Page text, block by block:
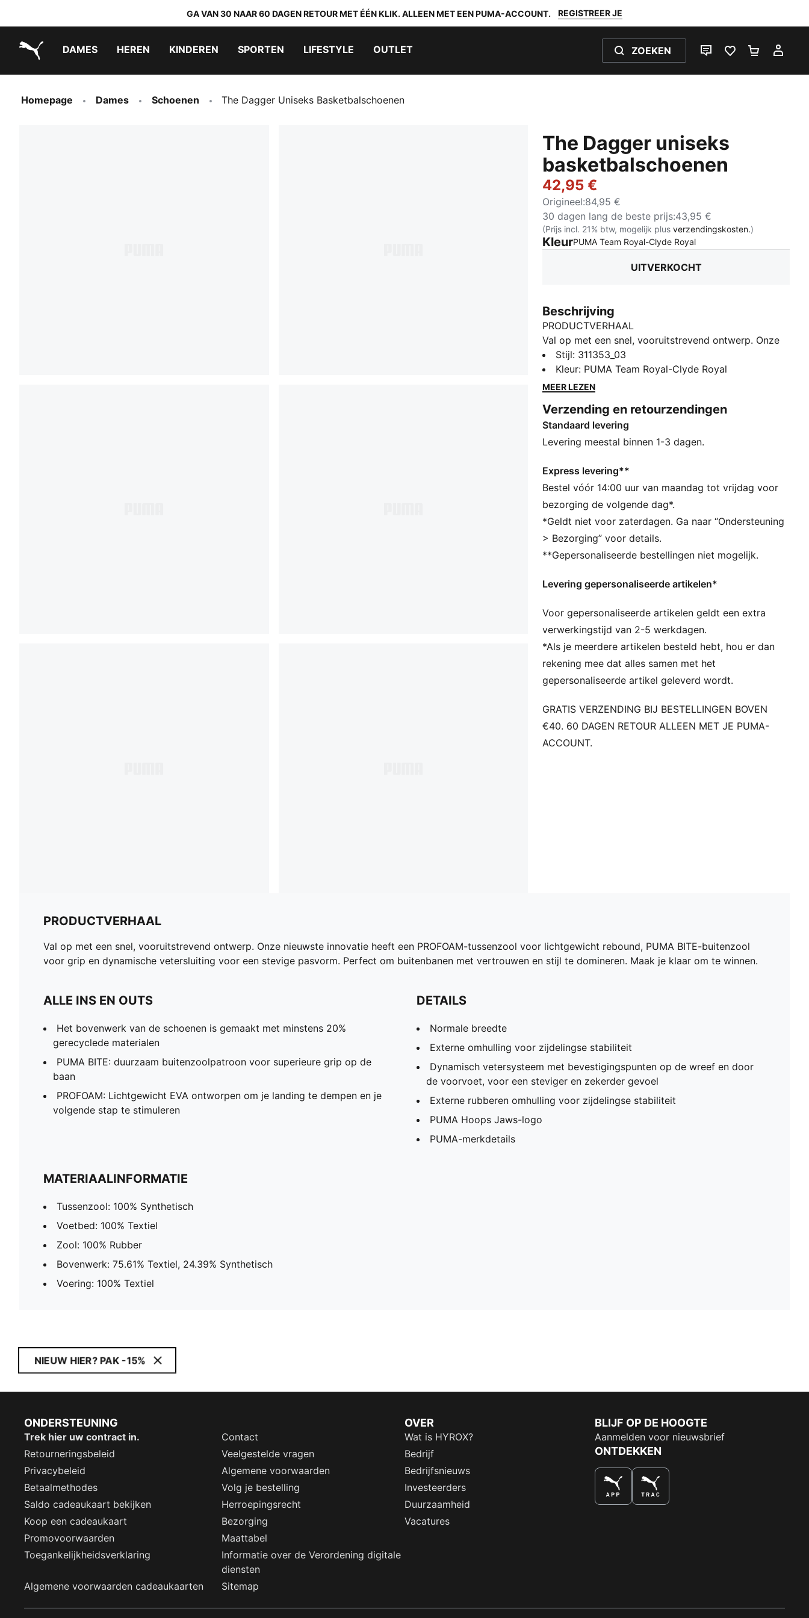
GA VAN 30 NAAR 60 DAGEN RETOUR MET ÉÉN KLIK. ALLEEN MET EEN PUMA-ACCOUNT. REGISTREER JE
DAMES HEREN KINDEREN SPORTEN LIFESTYLE OUTLET ZOEKEN
LIVE CHATFAVORIETEN 0
Homepage Dames Schoenen The Dagger Uniseks Basketbalschoenen
The Dagger uniseks
basketbalschoenen
42,95 €
Origineel:84,95 €
30 dagen lang de beste prijs:43,95 €
(Prijs incl. 21% btw, mogelijk plusverzendingskosten.)
KleurPUMA Team Royal-Clyde Royal:
UITVERKOCHT
Beschrijving
PRODUCTVERHAAL
Val op met een snel, vooruitstrevend ontwerp. Onze
nieuwste innovatie heeft een PROFOAM-tussenzool
voor lichtgewicht rebound, PUMA BITE-buitenzool
voor grip en dynamische vetersluiting voor een
vertrouwen en stijl te domineren. Maak je klaar om te
winnen.
ALLE INS EN OUTS
minstens 20% gerecyclede materialen
PUMA BITE: duurzaam buitenzoolpatroon voor
superieure grip op de baan
PROFOAM: Lichtgewicht EVA ontworpen om je
landing te dempen en je volgende stap te stimuleren
DETAILS
Normale breedte
Dynamisch vetersysteem met bevestigingspunten op
zekerder gevoel
Externe rubberen omhulling voor zijdelingse stabiliteit
PUMA Hoops Jaws-logo
PUMA-merkdetails
Stijl: 311353_03
Kleur: PUMA Team Royal-Clyde Royal
MEER LEZEN
Verzending en retourzendingen
Standaard levering
Levering meestal binnen 1-3 dagen.
Express levering**
Bestel vóór 14:00 uur van maandag tot vrijdag voor
bezorging de volgende dag*.
*Geldt niet voor zaterdagen. Ga naar “Ondersteuning
> Bezorging” voor details.
**Gepersonaliseerde bestellingen niet mogelijk.
Levering gepersonaliseerde artikelen*
Voor gepersonaliseerde artikelen geldt een extra
verwerkingstijd van 2-5 werkdagen.
*Als je meerdere artikelen besteld hebt, hou er dan
rekening mee dat alles samen met het
gepersonaliseerde artikel geleverd wordt.
GRATIS VERZENDING BIJ BESTELLINGEN BOVEN
€40. 60 DAGEN RETOUR ALLEEN MET JE PUMA-
ACCOUNT.
PRODUCTVERHAAL
Val op met een snel, vooruitstrevend ontwerp. Onze nieuwste innovatie heeft een PROFOAM-tussenzool voor lichtgewicht rebound, PUMA BITE-buitenzool
voor grip en dynamische vetersluiting voor een stevige pasvorm. Perfect om buitenbanen met vertrouwen en stijl te domineren. Maak je klaar om te winnen.
ALLE INS EN OUTS
Het bovenwerk van de schoenen is gemaakt met minstens 20%
gerecyclede materialen
PUMA BITE: duurzaam buitenzoolpatroon voor superieure grip op de
baan
PROFOAM: Lichtgewicht EVA ontworpen om je landing te dempen en je
volgende stap te stimuleren
DETAILS
Normale breedte
Externe omhulling voor zijdelingse stabiliteit
Dynamisch vetersysteem met bevestigingspunten op de wreef en door
de voorvoet, voor een steviger en zekerder gevoel
Externe rubberen omhulling voor zijdelingse stabiliteit
PUMA Hoops Jaws-logo
PUMA-merkdetails
MATERIAALINFORMATIE
Tussenzool: 100% Synthetisch
Voetbed: 100% Textiel
Zool: 100% Rubber
Bovenwerk: 75.61% Textiel, 24.39% Synthetisch
Voering: 100% Textiel
NIEUW HIER? PAK -15%
ONDERSTEUNING
Trek hier uw contract in.
Contact
Retourneringsbeleid
Veelgestelde vragen
Privacybeleid
Algemene voorwaarden
Betaalmethodes
Volg je bestelling
Saldo cadeaukaart bekijken
Herroepingsrecht
Koop een cadeaukaart
Bezorging
Promovoorwaarden
Maattabel
Toegankelijkheidsverklaring
Informatie over de Verordening digitale
diensten
Algemene voorwaarden cadeaukaarten
Sitemap
OVER
Wat is HYROX?
Bedrijf
Bedrijfsnieuws
Investeerders
Duurzaamheid
Vacatures
BLIJF OP DE HOOGTE
Aanmelden voor nieuwsbrief
ONTDEKKEN